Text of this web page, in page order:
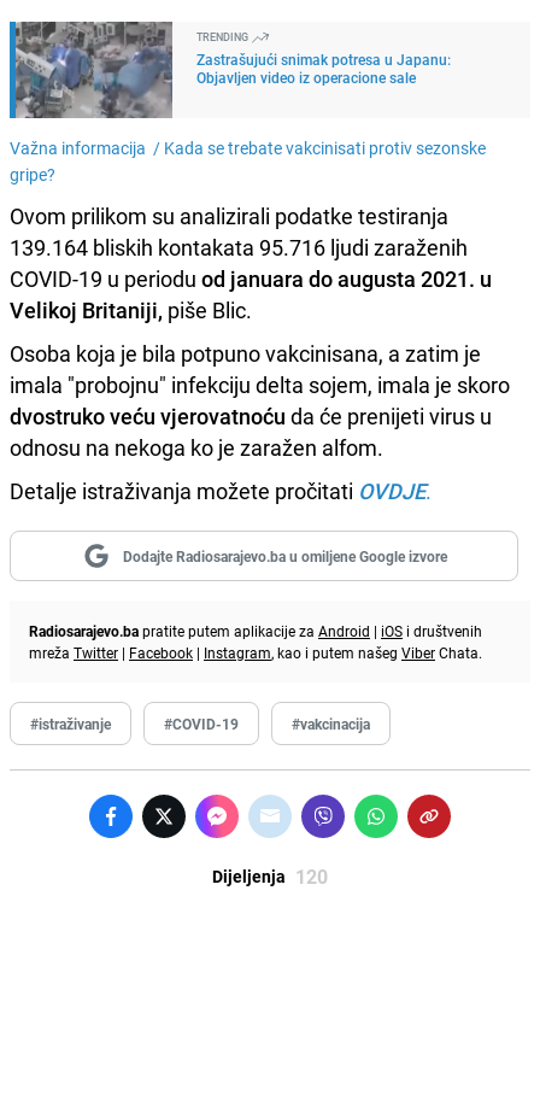
TRENDING
Zastrašujući snimak potresa u Japanu:
Objavljen video iz operacione sale
Važna informacija / Kada se trebate vakcinisati protiv sezonske
gripe?
Ovom prilikom su analizirali podatke testiranja
139.164 bliskih kontakata 95.716 ljudi zaraženih
COVID-19 u periodu od januara do augusta 2021. u
Velikoj Britaniji, piše Blic.
Osoba koja je bila potpuno vakcinisana, a zatim je
imala "probojnu" infekciju delta sojem, imala je skoro
dvostruko veću vjerovatnoću da će prenijeti virus u
odnosu na nekoga ko je zaražen alfom.
Detalje istraživanja možete pročitati OVDJE.
Dodajte Radiosarajevo.ba u omiljene Google izvore
Radiosarajevo.bapratite putem aplikacije za Android | iOS i društvenih
mreža Twitter | Facebook | Instagram, kao i putem našeg ViberChata.
#istraživanje #COVID-19 #vakcinacija
Dijeljenja 120